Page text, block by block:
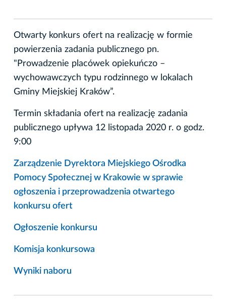
Otwarty konkurs ofert na realizację w formie
powierzenia zadania publicznego pn.
"Prowadzenie placówek opiekuńczo –
wychowawczych typu rodzinnego w lokalach
Gminy Miejskiej Kraków”.
Termin składania ofert na realizację zadania
publicznego upływa 12 listopada 2020 r. o godz.
9:00
Zarządzenie Dyrektora Miejskiego Ośrodka
Pomocy Społecznej w Krakowie w sprawie
ogłoszenia i przeprowadzenia otwartego
konkursu ofert
Ogłoszenie konkursu
Komisja konkursowa
Wyniki naboru